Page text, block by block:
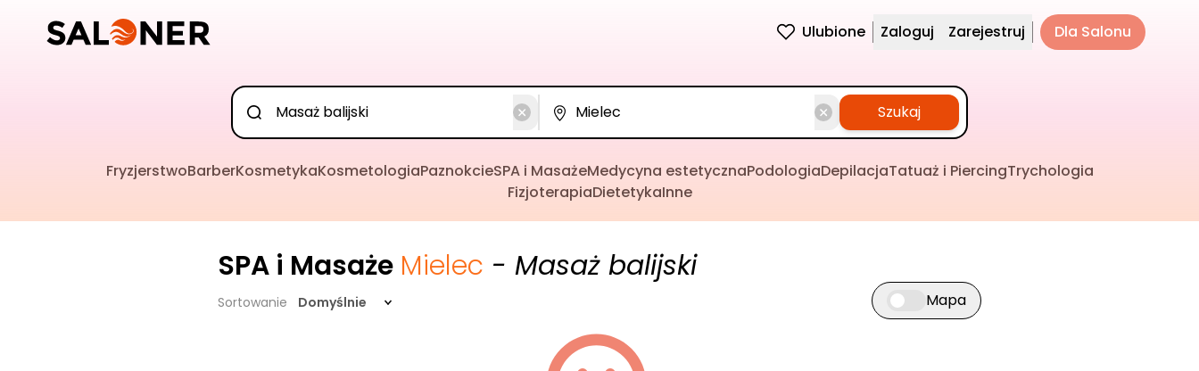
Ulubione Zaloguj Zarejestruj Dla Salonu
Szukaj
FryzjerstwoBarberKosmetykaKosmetologiaPaznokcieSPA i MasażeMedycyna estetycznaPodologiaDepilacjaTatuaż i PiercingTrychologia
FizjoterapiaDietetykaInne
SPA i Masaże Mielec - Masaż balijski
Sortowanie Domyślnie Przełącz widok mapy
Mapa